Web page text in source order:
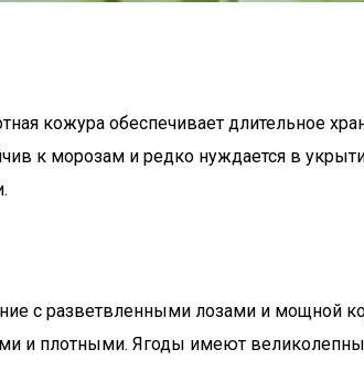
кожура обеспечивает длительное
к морозам и редко нуждается в
с разветвленными лозами и мощной
и плотными. Ягоды имеют